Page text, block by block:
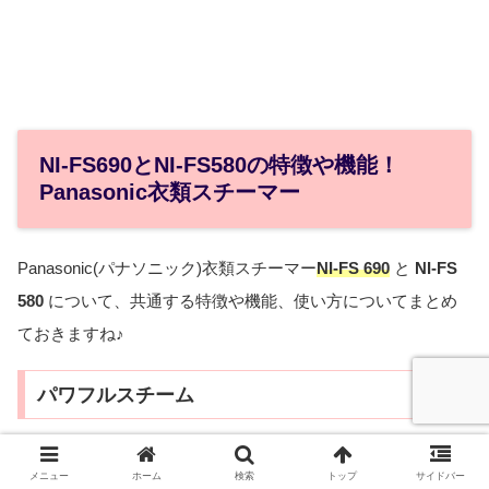
NI-FS690とNI-FS580の特徴や機能！
Panasonic衣類スチーマー
Panasonic(パナソニック)衣類スチーマーNI-FS 690 と NI-FS
580 について、共通する特徴や機能、使い方についてまとめ
ておきますね♪
パワフルスチーム
Panasonic(パナソニック)衣類スチーマー -FS 690
NI-FS
メニュー ホーム 検索 トップ サイドバー